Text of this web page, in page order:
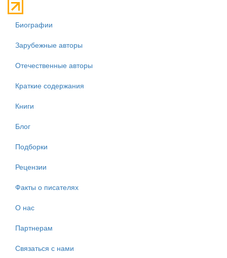
Биографии
Зарубежные авторы
Отечественные авторы
Краткие содержания
Книги
Блог
Подборки
Рецензии
Факты о писателях
О нас
Партнерам
Связаться с нами